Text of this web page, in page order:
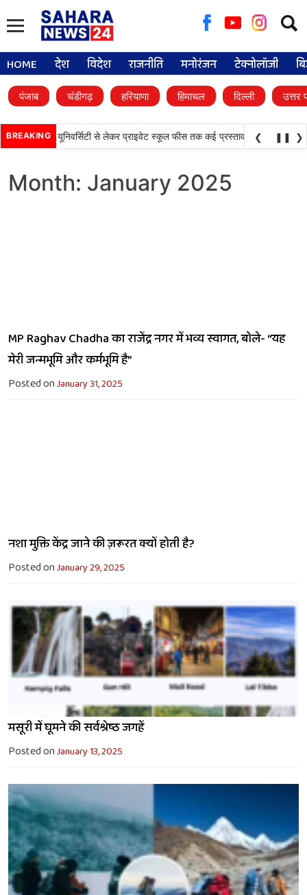
for:
HOME देश विदेश राजनीति मनोरंजन टेक्नोलॉजी
पंजाब चंडीगढ़ हरियाणा हिमाचल दिल्ली उत्तर
BREAKING
डिजिटल यूनिवर्सिटी से लेकर प्राइवेट स्कूल फीस तक कई प्रस्तावों को मंजूरी • पंजाब
❮ ❚❚ ❯
Month: January 2025
MP Raghav Chadha का राजेंद्र नगर में भव्य स्वागत, बोले- “यह
मेरी जन्मभूमि और कर्मभूमि है”
Posted onJanuary 31, 2025
नशा मुक्ति केंद्र जाने की ज़रूरत क्यों होती है?
Posted onJanuary 29, 2025
मसूरी में घूमने की सर्वश्रेष्ठ जगहें
Posted onJanuary 13, 2025